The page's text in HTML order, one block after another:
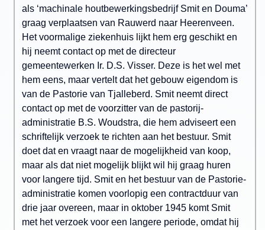
als ‘machinale houtbewerkingsbedrijf Smit en Douma’
graag verplaatsen van Rauwerd naar Heerenveen.
Het voormalige ziekenhuis lijkt hem erg geschikt en
hij neemt contact op met de directeur
gemeentewerken Ir. D.S. Visser. Deze is het wel met
hem eens, maar vertelt dat het gebouw eigendom is
van de Pastorie van Tjalleberd. Smit neemt direct
contact op met de voorzitter van de pastorij-
administratie B.S. Woudstra, die hem adviseert een
schriftelijk verzoek te richten aan het bestuur. Smit
doet dat en vraagt naar de mogelijkheid van koop,
maar als dat niet mogelijk blijkt wil hij graag huren
voor langere tijd. Smit en het bestuur van de Pastorie-
administratie komen voorlopig een contractduur van
drie jaar overeen, maar in oktober 1945 komt Smit
met het verzoek voor een langere periode, omdat hij